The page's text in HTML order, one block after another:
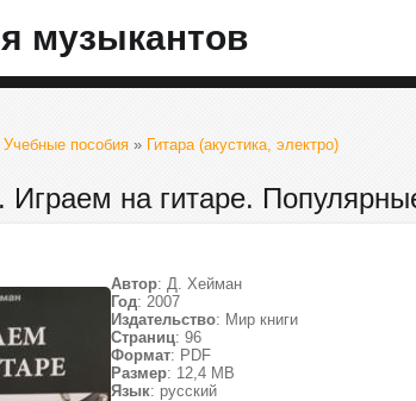
музыкантов
Учебные пособия » Гитара (акустика, электро)
на гитаре.
Автор: Д. Хейман
Год: 2007
Издательство: Мир книги
Страниц: 96
Формат: PDF
Размер: 12,4 МВ
Язык: русский